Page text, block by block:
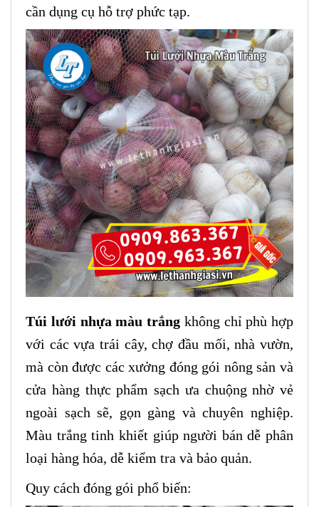
cần dụng cụ hỗ trợ phức tạp.
Túi lưới nhựa màu trắng không chỉ phù hợp
với các vựa trái cây, chợ đầu mối, nhà vườn,
mà còn được các xưởng đóng gói nông sản và
cửa hàng thực phẩm sạch ưa chuộng nhờ vẻ
ngoài sạch sẽ, gọn gàng và chuyên nghiệp.
Màu trắng tinh khiết giúp người bán dễ phân
loại hàng hóa, dễ kiểm tra và bảo quản.
Quy cách đóng gói phổ biến: